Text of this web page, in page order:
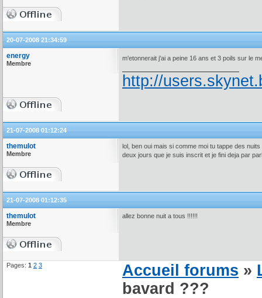
20-07-2008 21:34:59
energy
Membre
m'etonnerait j'ai a peine 16 ans et 3 poils sur le
http://
21-07-2008 01:12:24
themulot
Membre
lol, ben oui mais si comme moi tu tappe des
deux jours que je suis inscrit et je fini deja par
21-07-2008 01:12:35
themulot
Membre
allez bonne nuit a tous !!!!!!
Pages: 1 2 3 Accueil forums »
bavard ???